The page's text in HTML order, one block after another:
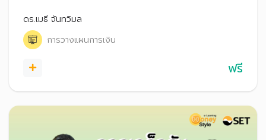
ของรายได้ และข้อจำกัดของสวัสดิการ เพื่อให้เกิดชีวิตอิสระ
งานโปรเงินปังได้
ดร.เมธี จันทวิมล
การวางแผนการเงิน
ฟรี